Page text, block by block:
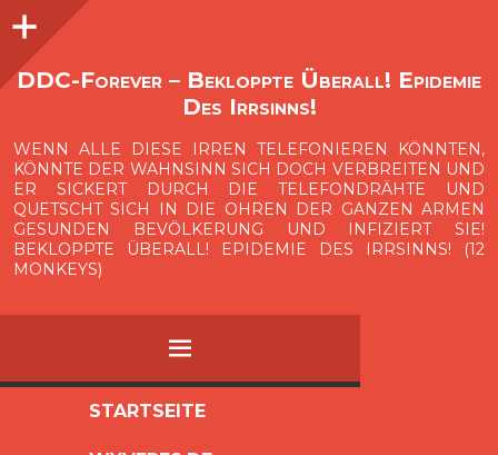
O
p
e
n
i
d
e
b
a
DDC-Forever – Bekloppte Überall! Epidemie
Des Irrsinns!
WENN ALLE DIESE IRREN TELEFONIEREN KÖNNTEN,
KÖNNTE DER WAHNSINN SICH DOCH VERBREITEN UND
ER SICKERT DURCH DIE TELEFONDRÄHTE UND
QUETSCHT SICH IN DIE OHREN DER GANZEN ARMEN
GESUNDEN BEVÖLKERUNG UND INFIZIERT SIE!
BEKLOPPTE ÜBERALL! EPIDEMIE DES IRRSINNS! (12
MONKEYS)
MENÜ
STARTSEITE
Seitenleiste